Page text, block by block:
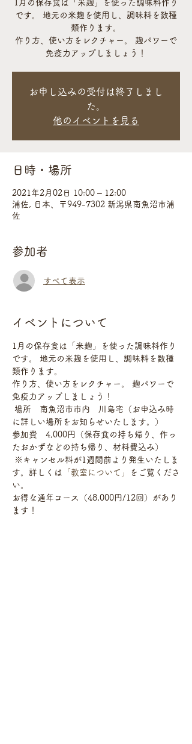
1月の保存食は「米麹」を使った調味料作り
です。 地元の米麹を使用し、調味料を数種
類作ります。
作り方、使い方をレクチャー。 麹パワーで
お申し込みの受付は終了しまし
た。
他のイベントを見る
日時・場所
2021年2月02日 10:00 – 12:00
浦佐, 日本、〒949-7302 新潟県南魚沼市浦
佐
参加者
すべて表示
イベントについて
1月の保存食は「米麹」を使った調味料作り
です。 地元の米麹を使用し、調味料を数種
類作ります。
作り方、使い方をレクチャー。 麹パワーで
免疫力アップしましょう！
場所　南魚沼市市内　川島宅（お申込み時
に詳しい場所をお知らせいたします。）
参加費　4,000円（保存食の持ち帰り、作っ
たおかずなどの持ち帰り、材料費込み）
※キャンセル料が1週間前より発生いたしま
す。詳しくは
「教室について」
をご覧くださ
い。
お得な通年コース（48,000円/12回）があり
ます！